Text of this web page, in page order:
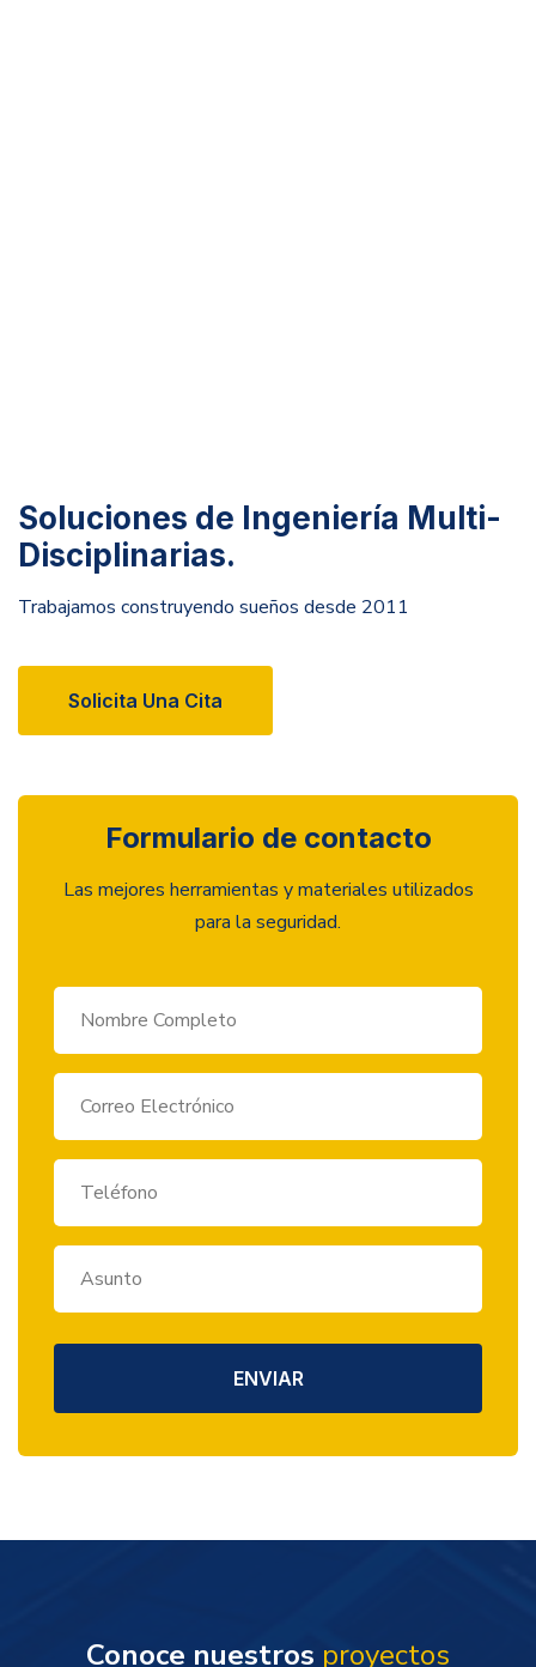
Soluciones de Ingeniería Multi-
Disciplinarias.
Trabajamos construyendo sueños desde 2011
Solicita Una Cita
Formulario de contacto
Las mejores herramientas y materiales utilizados
para la seguridad.
ENVIAR
Conoce nuestros proyectos